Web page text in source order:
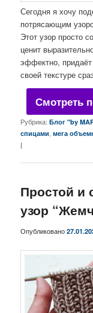
Сегодня я хочу
потрясающим
Этот узор просто
ценит
эффектно,
своей текстуре
Смотреть
Рубрика: Блог "by
спицами,мега
|
Простой и
узор
Опубликовано